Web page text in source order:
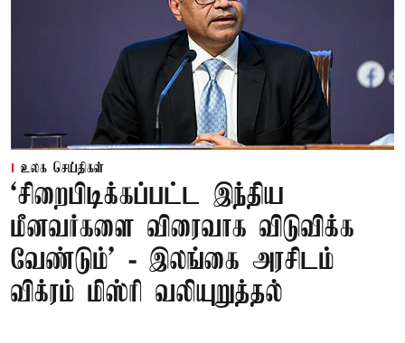
உலக செய்திகள்
‘சிறைபிடிக்கப்பட்ட இந்திய
மீனவர்களை விரைவாக விடுவிக்க
வேண்டும்' - இலங்கை அரசிடம்
விக்ரம் மிஸ்ரி வலியுறுத்தல்